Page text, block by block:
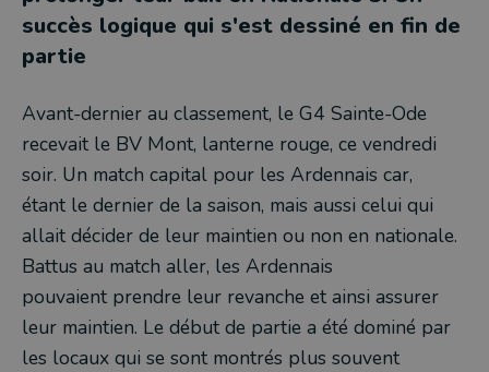
succès logique qui s'est dessiné en fin de
partie
Avant-dernier au classement, le G4 Sainte-Ode
recevait le BV Mont, lanterne rouge, ce vendredi
soir. Un match capital pour les Ardennais car,
étant le dernier de la saison, mais aussi celui qui
allait décider de leur maintien ou non en nationale.
Battus au match aller, les Ardennais
pouvaient prendre leur revanche et ainsi assurer
leur maintien. Le début de partie a été dominé par
les locaux qui se sont montrés plus souvent